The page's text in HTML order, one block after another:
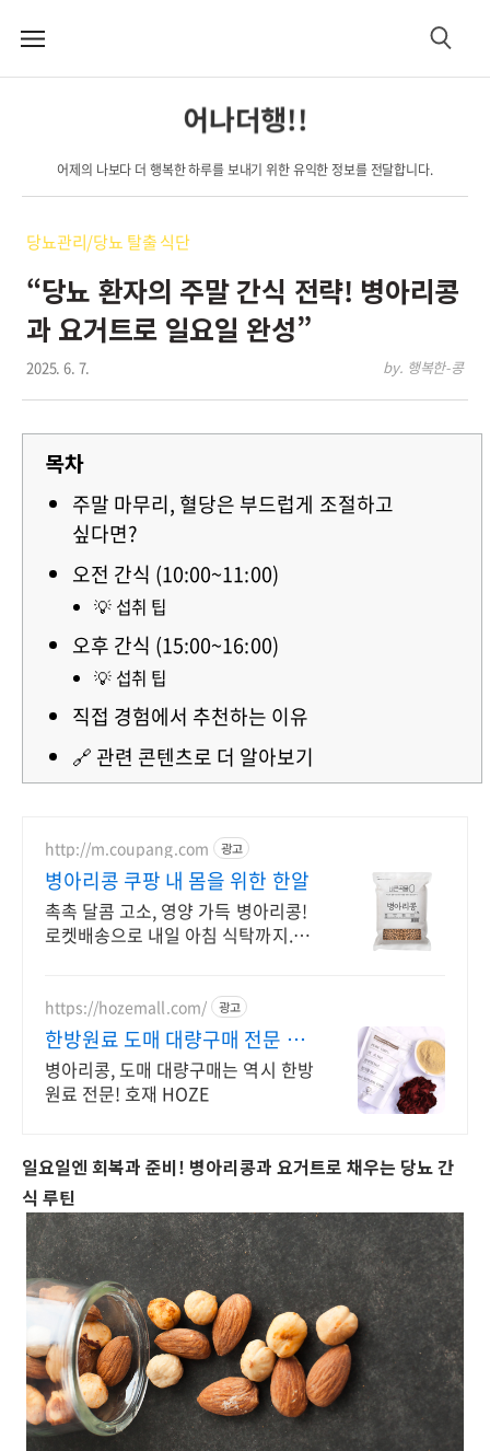
메
검
어나더행!!
어제의 나보다 더 행복한 하루를 보내기 위한 유익한 정보를 전달합니다.
당뇨관리/당뇨 탈출 식단
“당뇨 환자의 주말 간식 전략! 병아리콩
과 요거트로 일요일 완성”
2025. 6. 7. by. 행복한-콩
목차
주말 마무리, 혈당은 부드럽게 조절하고
싶다면?
오전 간식 (10:00~11:00)
💡 섭취 팁
오후 간식 (15:00~16:00)
💡 섭취 팁
직접 경험에서 추천하는 이유
🔗 관련 콘텐츠로 더 알아보기
http://m.coupang.com 광고
병아리콩 쿠팡 내 몸을 위한 한알
촉촉 달콤 고소, 영양 가득 병아리콩!
로켓배송으로 내일 아침 식탁까지. 부
https://hozemall.com/ 광고
한방원료 도매 대량구매 전문 대
량으로만 구매 가능
병아리콩, 도매 대량구매는 역시 한방
원료 전문! 호재 HOZE
일요일엔 회복과 준비! 병아리콩과 요거트로 채우는 당뇨 간
식 루틴